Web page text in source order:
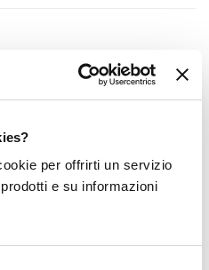
per offrirti un servizio
e su informazioni
1 year ago